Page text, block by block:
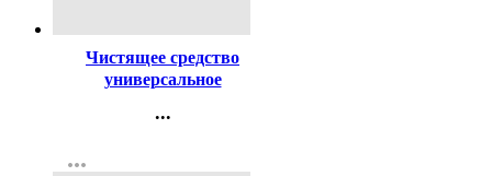
Чистящее средство
универсальное
Морской Бриз
...
Регистрация
more_horiz